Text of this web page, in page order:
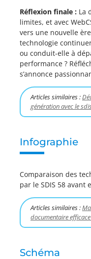
Réflexion finale : La
limites, et avec
vers une nouvelle
technologie
ou conduit-elle à
performance ?
s’annonce
Articles similaires :
génération avec le
Infographie
Comparaison des
par le SDIS 58 avant
Articles similaires :
documentaire
Schéma